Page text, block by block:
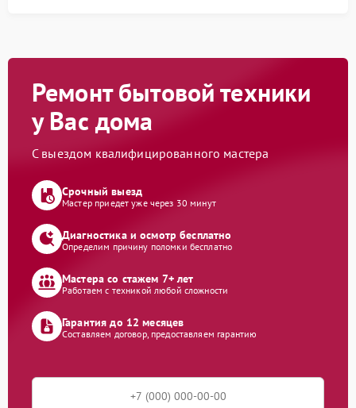
Ремонт бытовой техники
у Вас дома
С выездом квалифицированного мастера
Срочный выезд
Мастер приедет уже через 30 минут
Диагностика и осмотр бесплатно
Определим причину поломки бесплатно
Мастера со стажем 7+ лет
Работаем с техникой любой сложности
Гарантия до 12 месяцев
Составляем договор, предоставляем гарантию